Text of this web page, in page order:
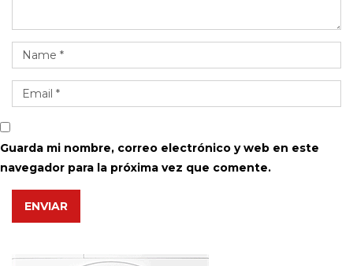
Guarda mi nombre, correo electrónico y web en este
navegador para la próxima vez que comente.
ENVIAR